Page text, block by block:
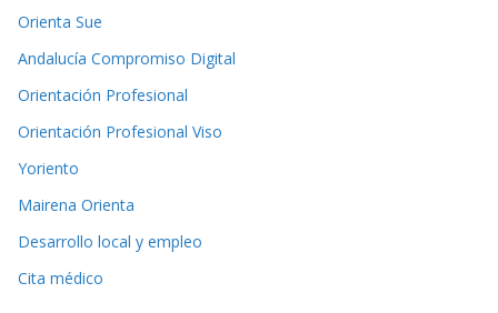
Orienta Sue
Andalucía Compromiso Digital
Orientación Profesional
Orientación Profesional Viso
Yoriento
Mairena Orienta
Desarrollo local y empleo
Cita médico